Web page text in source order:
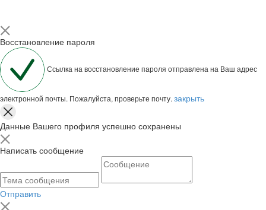
Восстановление пароля
Ссылка на восстановление пароля отправлена на Ваш адрес
электронной почты. Пожалуйста, проверьте почту. закрыть
Данные Вашего профиля успешно сохранены
Написать сообщение
Отправить